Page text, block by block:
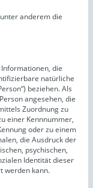
anderem die
die
natürliche
beziehen. Als
angesehen, die
Zuordnung zu
einer Kennnummer,
oder zu einem
die Ausdruck der
psychischen,
Identität dieser
werden kann.